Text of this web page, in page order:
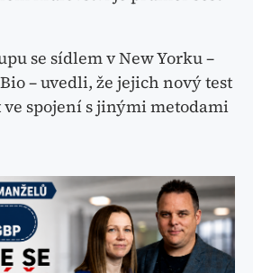
se sídlem v New Yorku –
– uvedli, že jejich nový test
spojení s jinými metodami